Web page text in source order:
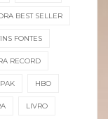
BEST SELLER
FONTES
RECORD
HBO
LIVRO